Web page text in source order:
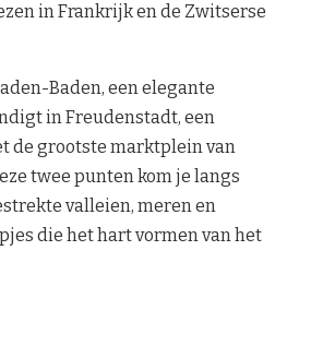
in Frankrijk en de Zwitserse
Baden, een elegante
in Freudenstadt, een
de grootste marktplein van
twee punten kom je langs
valleien, meren en
die het hart vormen van het